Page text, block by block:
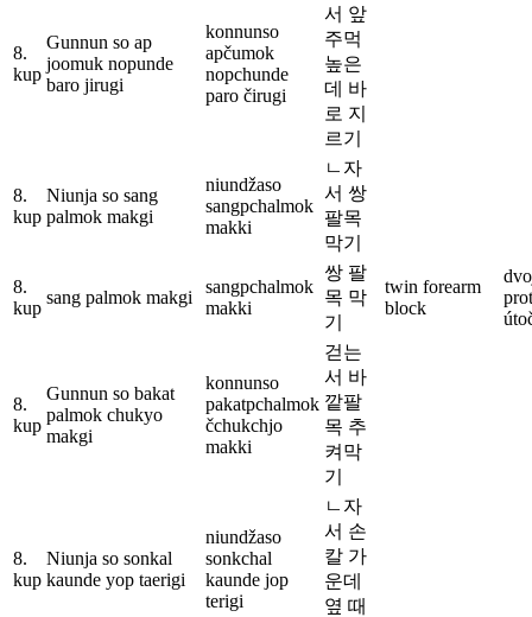
8.
kup
Gunnun so ap
joomuk nopunde
baro jirugi
konnunso
apčumok
nopchunde
paro čirugi
서 앞
주먹
높은
데 바
로 지
르기
8.
kup
Niunja so sang
palmok makgi
niundžaso
sangpchalmok
makki
ㄴ자
서 쌍
팔목
막기
8.
kup
sang palmok makgi
sangpchalmok
makki
쌍 팔
목 막
기
twin forearm
block
8.
kup
Gunnun so bakat
palmok chukyo
makgi
konnunso
pakatpchalmok
čchukchjo
makki
걷는
서 바
깥팔
목 추
켜막
기
8.
kup
Niunja so sonkal
kaunde yop taerigi
niundžaso
sonkchal
kaunde jop
terigi
ㄴ자
서 손
칼 가
운데
옆 때